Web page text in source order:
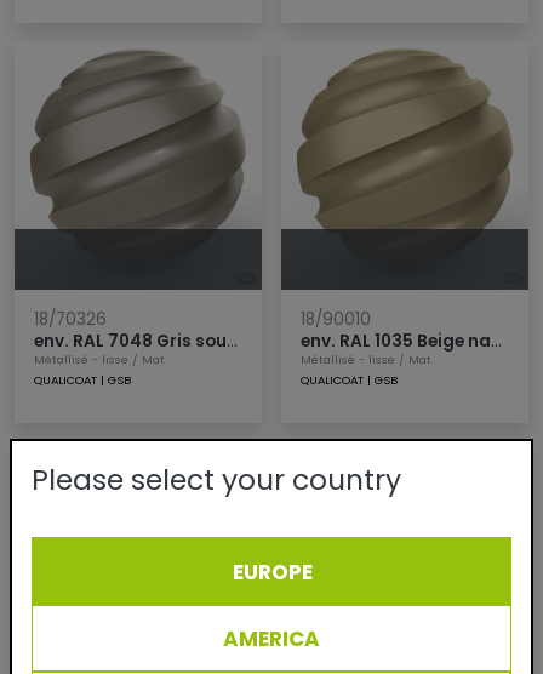
18/70326
env. RAL 7048 Gris souris nacré
Métallisé - lisse / Mat
QUALICOAT | GSB
18/90010
env. RAL 1035 Beige nacré
Métallisé - lisse / Mat
QUALICOAT | GSB
Please select your country
EUROPE
AMERICA